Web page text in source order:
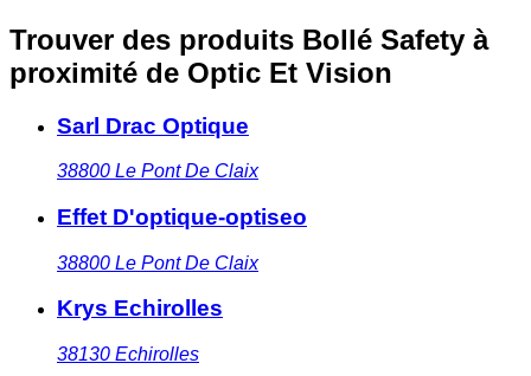
Trouver des produits Bollé Safety à
proximité de Optic Et Vision
Sarl Drac Optique
38800 Le Pont De Claix
Effet D'optique-optiseo
38800 Le Pont De Claix
Krys Echirolles
38130 Echirolles